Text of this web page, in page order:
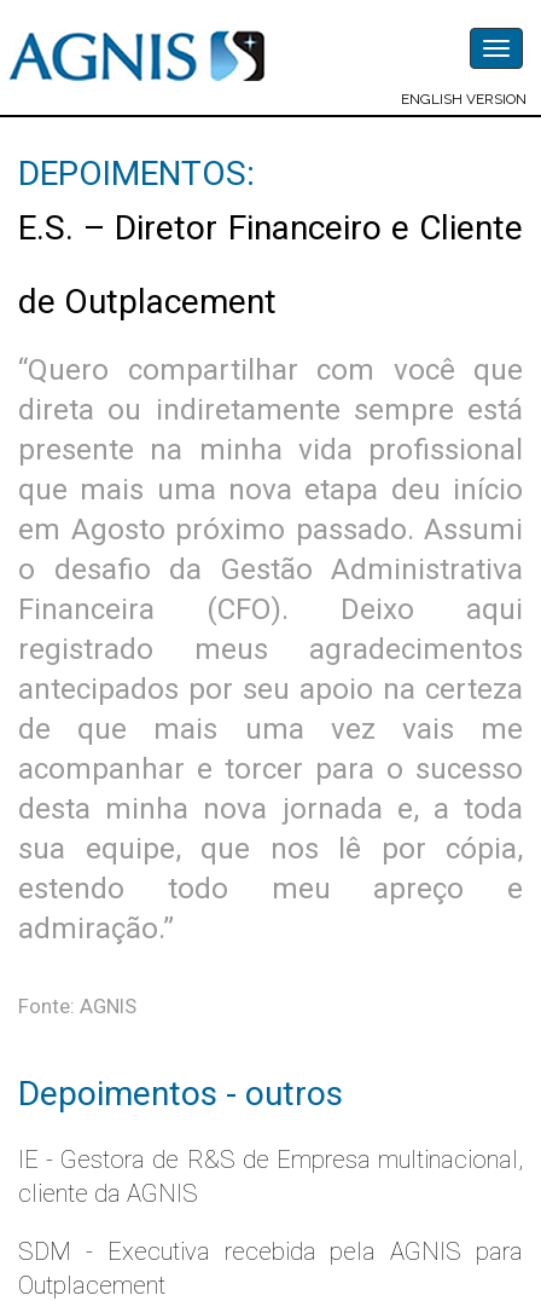
ENGLISH VERSION
DEPOIMENTOS:
E.S. – Diretor Financeiro e Cliente
de Outplacement
“Quero compartilhar com você que
direta ou indiretamente sempre está
presente na minha vida profissional
que mais uma nova etapa deu início
em Agosto próximo passado. Assumi
o desafio da Gestão Administrativa
Financeira (CFO). Deixo aqui
registrado meus agradecimentos
antecipados por seu apoio na certeza
de que mais uma vez vais me
acompanhar e torcer para o sucesso
desta minha nova jornada e, a toda
sua equipe, que nos lê por cópia,
estendo todo meu apreço e
admiração.”
Fonte: AGNIS
Depoimentos - outros
IE - Gestora de R&S de Empresa multinacional,
cliente da AGNIS
SDM - Executiva recebida pela AGNIS para
Outplacement